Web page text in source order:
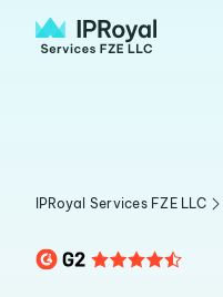
IPRoyal Services FZE LLC